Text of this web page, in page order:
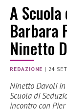
A
Barbara
Ninetto
REDAZIONE | 24
Ninetto Davoli in
Scuola di
incontro con